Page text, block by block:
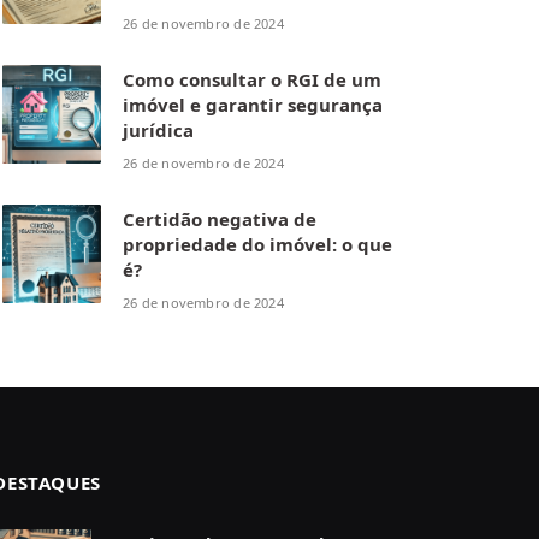
26 de novembro de 2024
Como consultar o RGI de um
imóvel e garantir segurança
jurídica
26 de novembro de 2024
Certidão negativa de
propriedade do imóvel: o que
é?
26 de novembro de 2024